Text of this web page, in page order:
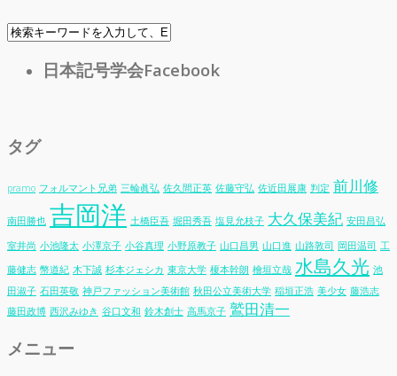
日本記号学会Facebook
タグ
pramo フォルマント兄弟 三輪眞弘 佐久間正英 佐藤守弘 佐近田展康 判定 前川修
南田勝也 吉岡洋 土橋臣吾 堀田秀吾 塩見允枝子 大久保美紀 安田昌弘
室井尚 小池隆太 小澤京子 小谷真理 小野原教子 山口昌男 山口進 山路敦司 岡田温司 工
藤健志 幣道紀 木下誠 杉本ジェシカ 東京大学 榎本幹朗 檜垣立哉 水島久光 池
田淑子 石田英敬 神戸ファッション美術館 秋田公立美術大学 稲垣正浩 美少女 藤浩志
藤田政博 西沢みゆき 谷口文和 鈴木創士 高馬京子 鷲田清一
メニュー